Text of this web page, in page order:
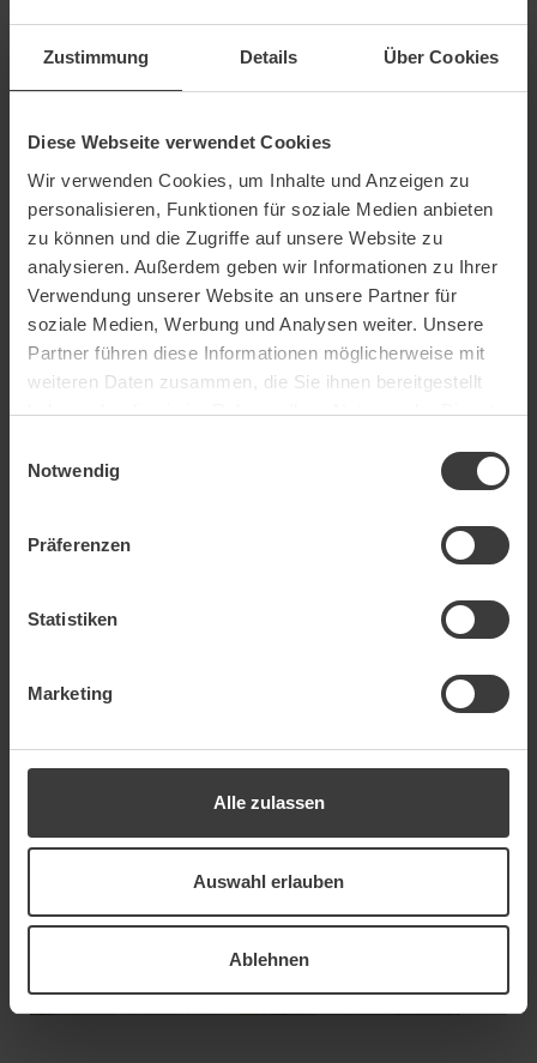
Zustimmung Details Über Cookies
Diese Webseite verwendet Cookies
Wir verwenden Cookies, um Inhalte und Anzeigen zu
personalisieren, Funktionen für soziale Medien anbieten
zu können und die Zugriffe auf unsere Website zu
analysieren. Außerdem geben wir Informationen zu Ihrer
Verwendung unserer Website an unsere Partner für
soziale Medien, Werbung und Analysen weiter. Unsere
Partner führen diese Informationen möglicherweise mit
weiteren Daten zusammen, die Sie ihnen bereitgestellt
haben oder die sie im Rahmen Ihrer Nutzung der Dienste
Notwendig
Präferenzen
Statistiken
Marketing
Alle zulassen
Auswahl erlauben
Ablehnen
ANFRAGEN BUCHEN
getrenntes Wohn- und Schlafzimmer
1 Badezimmer mit
Badewanne/Duschwand/Toilette
1 Badezimmer mit Dusche/Toilette
Infrarotkabine
Haarföhn
Minibar
Telefon
Radio